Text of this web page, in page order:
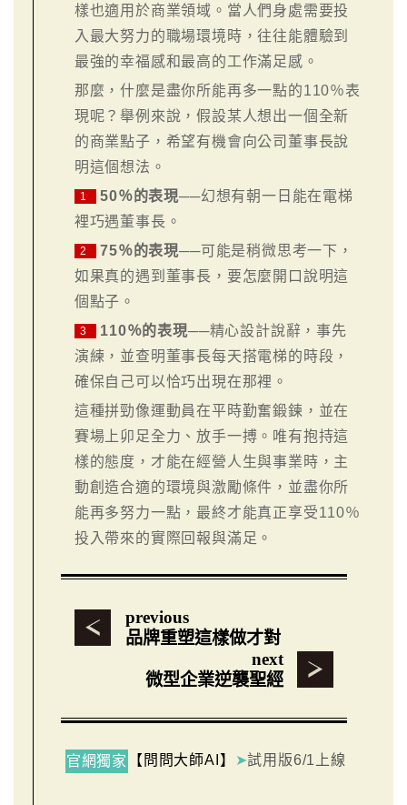
樣也適用於商業領域。當人們身處需要投
入最大努力的職場環境時，往往能體驗到
最強的幸福感和最高的工作滿足感。
那麼，什麼是盡你所能再多一點的110％表
現呢？舉例來說，假設某人想出一個全新
的商業點子，希望有機會向公司董事長說
明這個想法。
1 50％的表現──幻想有朝一日能在電梯
裡巧遇董事長。
2 75％的表現──可能是稍微思考一下，
如果真的遇到董事長，要怎麼開口說明這
個點子。
3 110％的表現──精心設計說辭，事先
演練，並查明董事長每天搭電梯的時段，
確保自己可以恰巧出現在那裡。
這種拼勁像運動員在平時勤奮鍛鍊，並在
賽場上卯足全力、放手一搏。唯有抱持這
樣的態度，才能在經營人生與事業時，主
動創造合適的環境與激勵條件，並盡你所
能再多努力一點，最終才能真正享受110％
投入帶來的實際回報與滿足。
previous
品牌重塑這樣做才對
next
微型企業逆襲聖經
官網獨家 【問問大師AI】 ➤試用版6/1上線